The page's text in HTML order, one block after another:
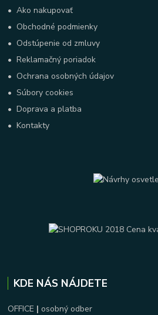
•Ako nakupovať
• Obchodné podmienky
• Odstúpenie od zmluvy
•Reklamačný poriadok
• Ochrana osobných údajov
•Súbory cookies
•Doprava a platba
•Kontakty
KDE NÁS NÁJDETE
OFFICE | osobný odber